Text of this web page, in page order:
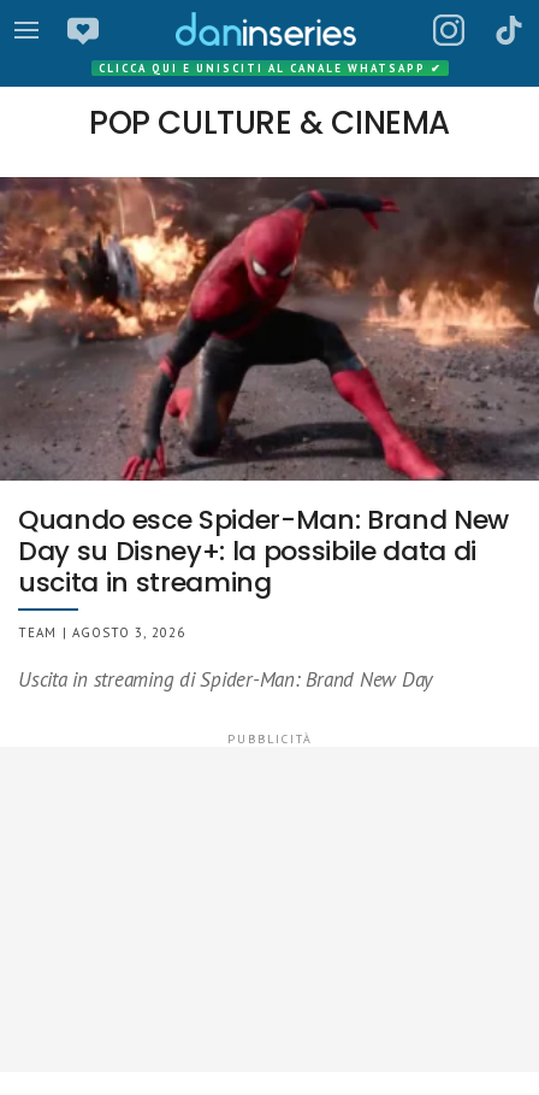
CLICCA QUI E UNISCITI AL CANALE WHATSAPP ✔
POP CULTURE & CINEMA
Quando esce Spider-Man: Brand New
Day su Disney+: la possibile data di
uscita in streaming
TEAM | AGOSTO 3, 2026
Uscita in streaming di Spider-Man: Brand New Day